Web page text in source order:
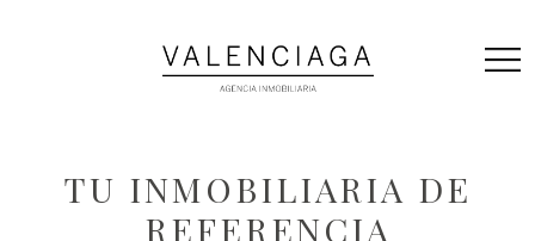
TU INMOBILIARIA DE
REFERENCIA